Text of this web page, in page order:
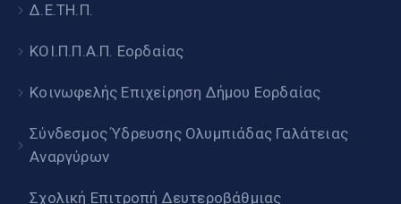
Δ.Ε.ΤΗ.Π.
ΚΟΙ.Π.Π.Α.Π. Εορδαίας
Κοινωφελής Επιχείρηση Δήμου Εορδαίας
Σύνδεσμος Ύδρευσης Ολυμπιάδας Γαλάτειας
Αναργύρων
Σχολική Επιτροπή Δευτεροβάθμιας